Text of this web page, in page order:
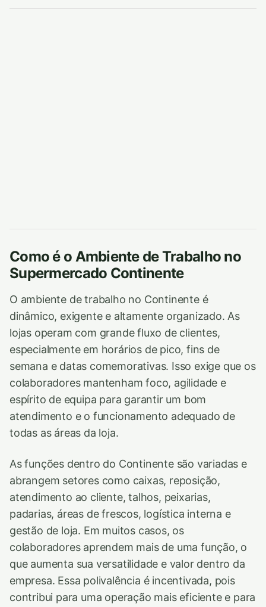
Como é o Ambiente de Trabalho no
Supermercado Continente
O ambiente de trabalho no Continente é
dinâmico, exigente e altamente organizado. As
lojas operam com grande fluxo de clientes,
especialmente em horários de pico, fins de
semana e datas comemorativas. Isso exige que os
colaboradores mantenham foco, agilidade e
espírito de equipa para garantir um bom
atendimento e o funcionamento adequado de
todas as áreas da loja.
As funções dentro do Continente são variadas e
abrangem setores como caixas, reposição,
atendimento ao cliente, talhos, peixarias,
padarias, áreas de frescos, logística interna e
gestão de loja. Em muitos casos, os
colaboradores aprendem mais de uma função, o
que aumenta sua versatilidade e valor dentro da
empresa. Essa polivalência é incentivada, pois
contribui para uma operação mais eficiente e para